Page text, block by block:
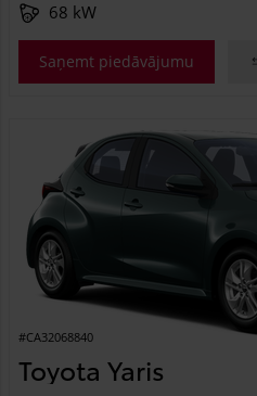
68 kW
Saņemt piedāvājumu
#CA32068840
Toyota Yaris